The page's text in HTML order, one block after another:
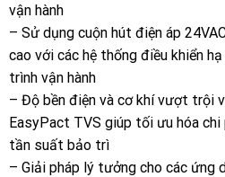
vận hành
– Sử dụng cuộn hút điện áp
cao với các hệ thống điều khiển
trình vận hành
– Độ bền điện và cơ khí vượt trội
EasyPact TVS giúp tối ưu hóa
tần suất bảo trì
– Giải pháp lý tưởng cho các ứng